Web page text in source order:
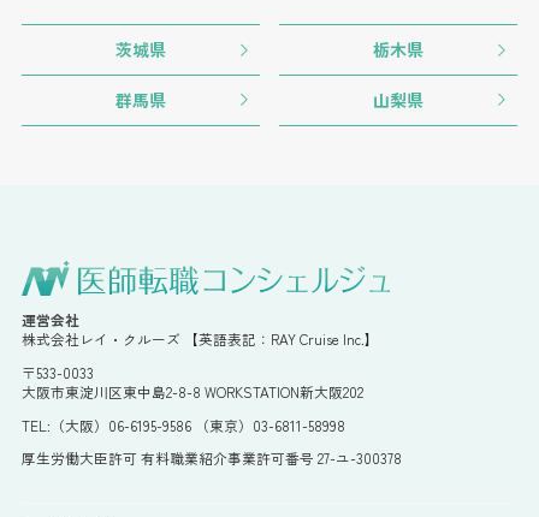
茨城県 栃木県
群馬県 山梨県
運営会社
株式会社レイ・クルーズ 【英語表記：RAY Cruise Inc.】
〒533-0033
大阪市東淀川区東中島2-8-8 WORKSTATION新大阪202
TEL:（大阪）06-6195-9586 （東京）03-6811-58998
厚生労働大臣許可 有料職業紹介事業許可番号 27-ユ-300378